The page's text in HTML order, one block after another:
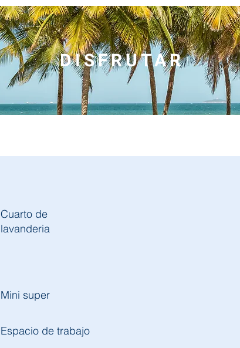
DISFRUTAR
Cuarto de
lavanderia
Mini super
Espacio de trabajo